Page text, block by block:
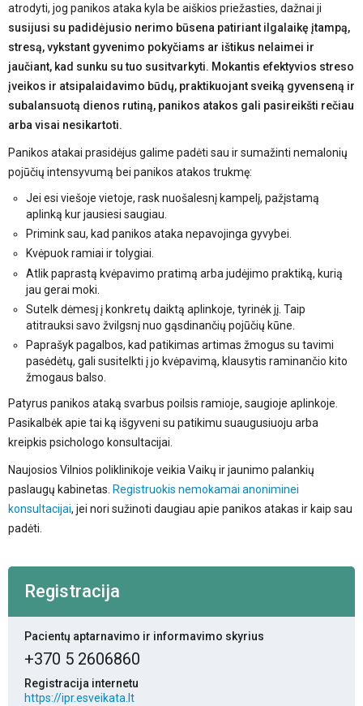
atrodyti, jog panikos ataka kyla be aiškios priežasties, dažnai ji
susijusi su padidėjusio nerimo būsena patiriant ilgalaikę įtampą,
stresą, vykstant gyvenimo pokyčiams ar ištikus nelaimei ir
jaučiant, kad sunku su tuo susitvarkyti. Mokantis efektyvios streso
įveikos ir atsipalaidavimo būdų, praktikuojant sveiką gyvenseną ir
subalansuotą dienos rutiną, panikos atakos gali pasireikšti rečiau
arba visai nesikartoti.
Panikos atakai prasidėjus galime padėti sau ir sumažinti nemalonių
pojūčių intensyvumą bei panikos atakos trukmę:
Jei esi viešoje vietoje, rask nuošalesnį kampelį, pažįstamą
aplinką kur jausiesi saugiau.
Primink sau, kad panikos ataka nepavojinga gyvybei.
Kvėpuok ramiai ir tolygiai.
Atlik paprastą kvėpavimo pratimą arba judėjimo praktiką, kurią
jau gerai moki.
Sutelk dėmesį į konkretų daiktą aplinkoje, tyrinėk jį. Taip
atitrauksi savo žvilgsnį nuo gąsdinančių pojūčių kūne.
Paprašyk pagalbos, kad patikimas artimas žmogus su tavimi
pasėdėtų, gali susitelkti į jo kvėpavimą, klausytis raminančio kito
žmogaus balso.
Patyrus panikos ataką svarbus poilsis ramioje, saugioje aplinkoje.
Pasikalbėk apie tai ką išgyveni su patikimu suaugusiuoju arba
kreipkis psichologo konsultacijai.
Naujosios Vilnios poliklinikoje veikia Vaikų ir jaunimo palankių
paslaugų kabinetas. Registruokis nemokamai anoniminei
konsultacijai, jei nori sužinoti daugiau apie panikos atakas ir kaip sau
padėti.
Registracija
Pacientų aptarnavimo ir informavimo skyrius
+370 5 2606860
Registracija internetu
https://ipr.esveikata.lt